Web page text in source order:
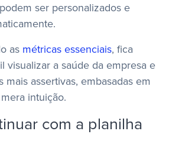
ser personalizados e
as métricas essenciais, fica
visualizar a saúde da empresa e
mais assertivas, embasadas em
intuição.
com a planilha